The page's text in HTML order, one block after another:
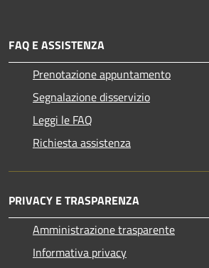
FAQ E ASSISTENZA
Prenotazione appuntamento
Segnalazione disservizio
Leggi le FAQ
Richiesta assistenza
PRIVACY E TRASPARENZA
Amministrazione trasparente
Informativa privacy